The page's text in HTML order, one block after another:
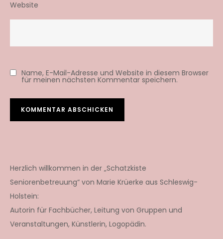
Website
Name, E-Mail-Adresse und Website in diesem Browser
für meinen nächsten Kommentar speichern.
Herzlich willkommen in der „Schatzkiste
Seniorenbetreuung“ von Marie Krüerke aus Schleswig-
Holstein:
Autorin für Fachbücher, Leitung von Gruppen und
Veranstaltungen, Künstlerin, Logopädin.